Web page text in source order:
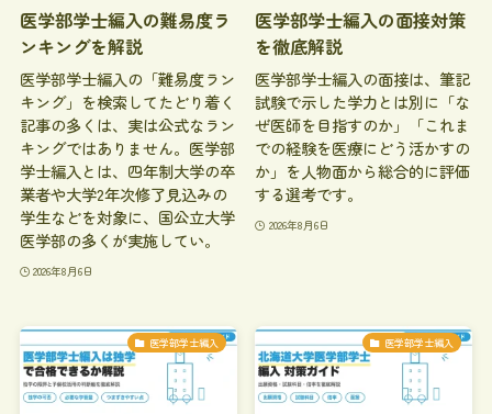
医学部学士編入の難易度ラ
ンキングを解説
医学部学士編入の「難易度ラン
キング」を検索してたどり着く
記事の多くは、実は公式なラン
キングではありません。医学部
学士編入とは、四年制大学の卒
業者や大学2年次修了見込みの
学生などを対象に、国公立大学
医学部の多くが実施してい。
2026年8月6日
医学部学士編入の面接対策
を徹底解説
医学部学士編入の面接は、筆記
試験で示した学力とは別に「な
ぜ医師を目指すのか」「これま
での経験を医療にどう活かすの
か」を人物面から総合的に評価
する選考です。
2026年8月6日
医学部学士編入 医学部学士編入